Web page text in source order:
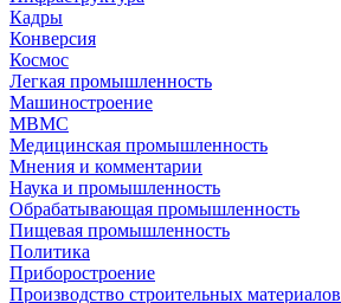
Кадры
Конверсия
Космос
Легкая промышленность
Машиностроение
МВМС
Медицинская промышленность
Мнения и комментарии
Наука и промышленность
Обрабатывающая промышленность
Пищевая промышленность
Политика
Приборостроение
Производство строительных материалов